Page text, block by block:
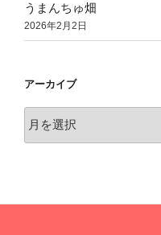
うまんちゅ畑
2026年2月2日
アーカイブ
ア